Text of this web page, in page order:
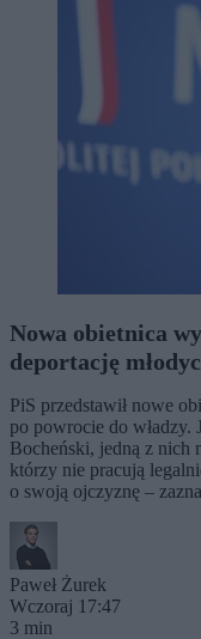
Nowa obietnica
deportację
PiS przedstawił nowe
po powrocie do władzy.
Bocheński, jedną z nich
którzy nie pracują
o swoją ojczyznę –
Paweł Żurek
Wczoraj 17:47
3 min